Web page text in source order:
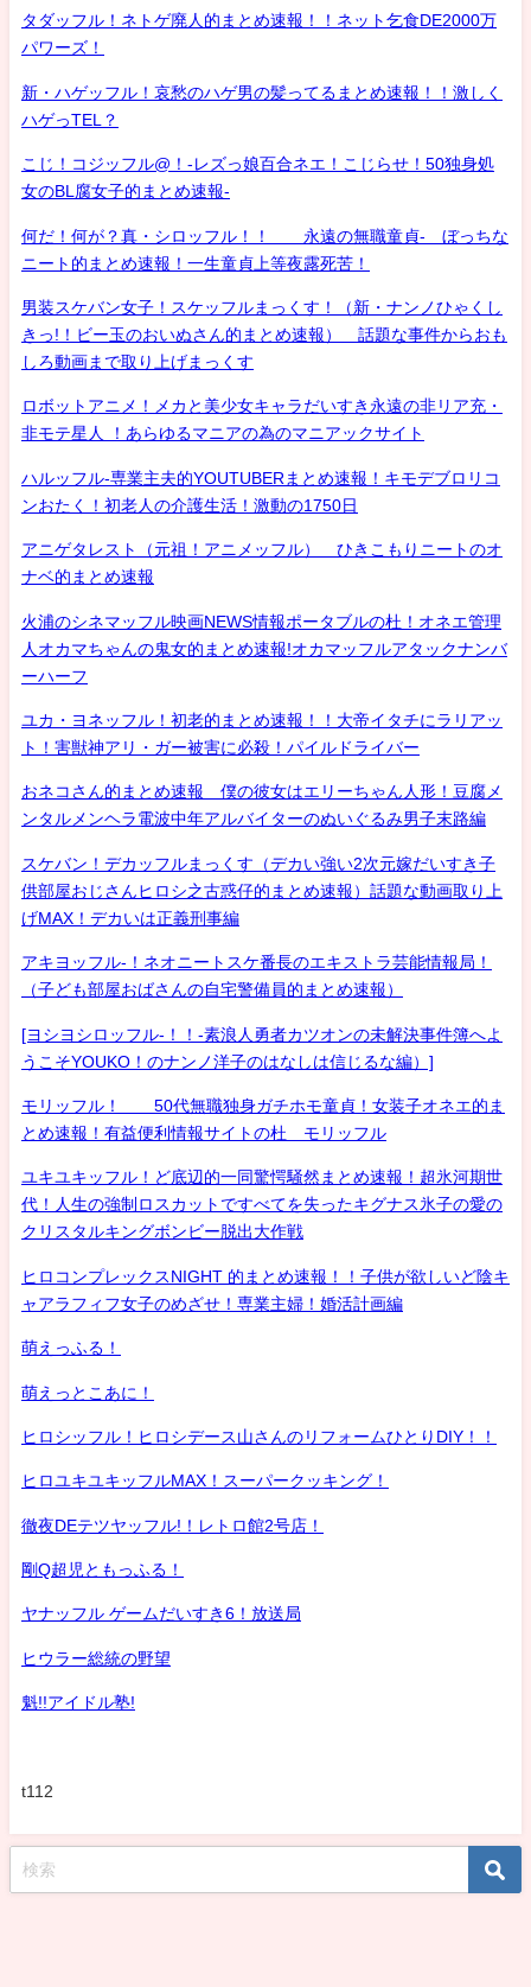
タダッフル！ネトゲ廃人的まとめ速報！！ネット乞食DE2000万
パワーズ！
新・ハゲッフル！哀愁のハゲ男の髪ってるまとめ速報！！激しく
ハゲっTEL？
こじ！コジッフル@！-レズっ娘百合ネエ！こじらせ！50独身処
女のBL腐女子的まとめ速報-
何だ！何が？真・シロッフル！！ 永遠の無職童貞- ぼっちな
ニート的まとめ速報！一生童貞上等夜露死苦！
男装スケバン女子！スケッフルまっくす！（新・ナンノひゃくし
きっ!！ビー玉のおいぬさん的まとめ速報） 話題な事件からおも
しろ動画まで取り上げまっくす
ロボットアニメ！メカと美少女キャラだいすき永遠の非リア充・
非モテ星人 ！あらゆるマニアの為のマニアックサイト
ハルッフル-専業主夫的YOUTUBERまとめ速報！キモデブロリコ
ンおたく！初老人の介護生活！激動の1750日
アニゲタレスト（元祖！アニメッフル） ひきこもりニートのオ
ナベ的まとめ速報
火浦のシネマッフル映画NEWS情報ポータブルの杜！オネエ管理
人オカマちゃんの鬼女的まとめ速報!オカマッフルアタックナンバ
ーハーフ
ユカ・ヨネッフル！初老的まとめ速報！！大帝イタチにラリアッ
ト！害獣神アリ・ガー被害に必殺！パイルドライバー
おネコさん的まとめ速報 僕の彼女はエリーちゃん人形！豆腐メ
ンタルメンヘラ電波中年アルバイターのぬいぐるみ男子末路編
スケバン！デカッフルまっくす（デカい強い2次元嫁だいすき子
供部屋おじさんヒロシ之古惑仔的まとめ速報）話題な動画取り上
げMAX！デカいは正義刑事編
アキヨッフル-！ネオニートスケ番長のエキストラ芸能情報局！
（子ども部屋おばさんの自宅警備員的まとめ速報）
[ヨシヨシロッフル-！！-素浪人勇者カツオンの未解決事件簿へよ
うこそYOUKO！のナンノ洋子のはなしは信じるな編）]
モリッフル！ 50代無職独身ガチホモ童貞！女装子オネエ的ま
とめ速報！有益便利情報サイトの杜 モリッフル
ユキユキッフル！ど底辺的一同驚愕騒然まとめ速報！超氷河期世
代！人生の強制ロスカットですべてを失ったキグナス氷子の愛の
クリスタルキングボンビー脱出大作戦
ヒロコンプレックスNIGHT 的まとめ速報！！子供が欲しいど陰キ
ャアラフィフ女子のめざせ！専業主婦！婚活計画編
萌えっふる！
萌えっとこあに！
ヒロシッフル！ヒロシデース山さんのリフォームひとりDIY！！
ヒロユキユキッフルMAX！スーパークッキング！
徹夜DEテツヤッフル!！レトロ館2号店！
剛Q超児ともっふる！
ヤナッフル ゲームだいすき6！放送局
ヒウラー総統の野望
魁!!アイドル塾!
t112